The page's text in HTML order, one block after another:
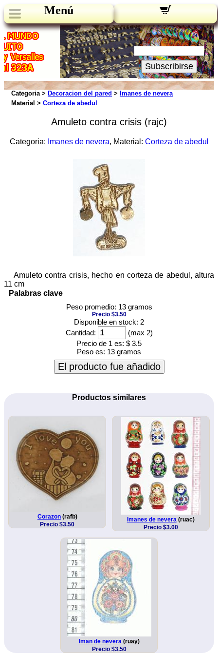
Menú
Novedades:
Su Email:
Subscribirse
Categoria > Decoracion del pared > Imanes de nevera
Material > Corteza de abedul
Amuleto contra crisis (rajc)
Categoria: Imanes de nevera, Material: Corteza de abedul
Amuleto contra crisis, hecho en corteza de abedul, altura
11 cm
Palabras clave
Peso promedio: 13 gramos
Precio $3.50
Disponible en stock: 2
Cantidad:
(max 2)
Precio de 1 es: $ 3.5
Peso es: 13 gramos
El producto fue añadido
Productos similares
Corazon(rafb)
Precio $3.50
Imanes de nevera (ruac)
Precio $3.00
Iman de nevera (ruay)
Precio $3.50